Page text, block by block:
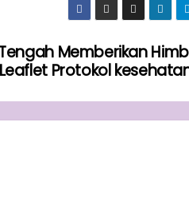
Memberikan
Protokol